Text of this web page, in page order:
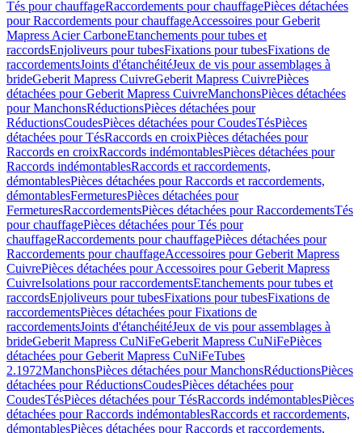
Tés pour chauffageRaccordements pour chauffagePièces détachées
pour Raccordements pour chauffageAccessoires pour Geberit
Mapress Acier CarboneEtanchements pour tubes et
raccordsEnjoliveurs pour tubesFixations pour tubesFixations de
raccordementsJoints d'étanchéitéJeux de vis pour assemblages à
brideGeberit Mapress CuivreGeberit Mapress CuivrePièces
détachées pour Geberit Mapress CuivreManchonsPièces détachées
pour ManchonsRéductionsPièces détachées pour
RéductionsCoudesPièces détachées pour CoudesTésPièces
détachées pour TésRaccords en croixPièces détachées pour
Raccords en croixRaccords indémontablesPièces détachées pour
Raccords indémontablesRaccords et raccordements,
démontablesPièces détachées pour Raccords et raccordements,
démontablesFermeturesPièces détachées pour
FermeturesRaccordementsPièces détachées pour RaccordementsTés
pour chauffagePièces détachées pour Tés pour
chauffageRaccordements pour chauffagePièces détachées pour
Raccordements pour chauffageAccessoires pour Geberit Mapress
CuivrePièces détachées pour Accessoires pour Geberit Mapress
CuivreIsolations pour raccordementsEtanchements pour tubes et
raccordsEnjoliveurs pour tubesFixations pour tubesFixations de
raccordementsPièces détachées pour Fixations de
raccordementsJoints d'étanchéitéJeux de vis pour assemblages à
brideGeberit Mapress CuNiFeGeberit Mapress CuNiFePièces
détachées pour Geberit Mapress CuNiFeTubes
2.1972ManchonsPièces détachées pour ManchonsRéductionsPièces
détachées pour RéductionsCoudesPièces détachées pour
CoudesTésPièces détachées pour TésRaccords indémontablesPièces
détachées pour Raccords indémontablesRaccords et raccordements,
démontablesPièces détachées pour Raccords et raccordements,